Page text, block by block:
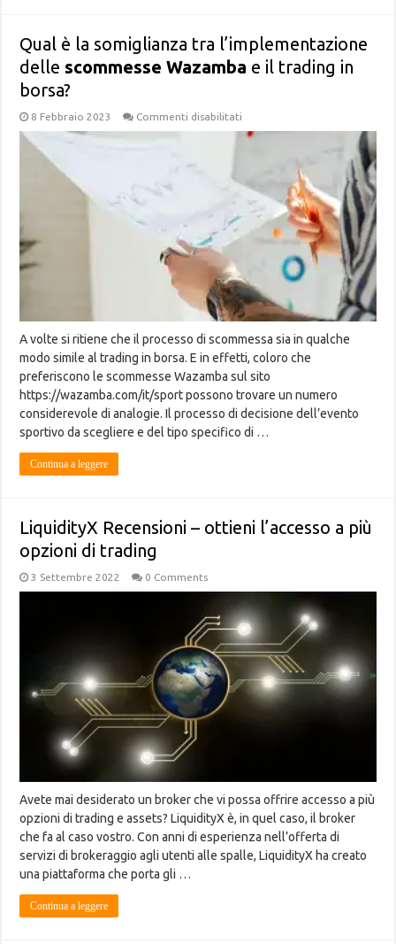
Qual è la somiglianza tra l’implementazione
dellescommesse Wazamba e il trading in
borsa?
8 Febbraio 2023 Commenti disabilitati
è
l’implementazione
delle
scommesse
Wazamba
borsa?
A volte si ritiene che il processo di scommessa sia in qualche
modo simile al trading in borsa. E in effetti, coloro che
preferiscono le scommesse Wazamba sul sito
https://wazamba.com/it/sport possono trovare un numero
considerevole di analogie. Il processo di decisione dell’evento
sportivo da scegliere e del tipo specifico di …
Continua a leggere
LiquidityX Recensioni – ottieni l’accesso a più
opzioni di trading
3 Settembre 2022 0 Comments
Avete mai desiderato un broker che vi possa offrire accesso a più
opzioni di trading e assets? LiquidityX è, in quel caso, il broker
che fa al caso vostro. Con anni di esperienza nell’offerta di
servizi di brokeraggio agli utenti alle spalle, LiquidityX ha creato
una piattaforma che porta gli …
Continua a leggere